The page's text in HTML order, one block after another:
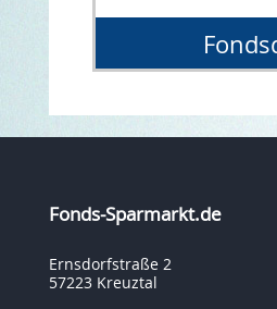
Fonds-Sparmarkt.de
Ernsdorfstraße 2
57223 Kreuztal